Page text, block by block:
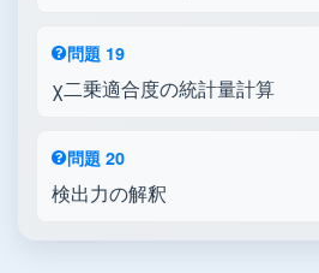
問題 19
χ二乗適合度の統計量計算
問題 20
検出力の解釈